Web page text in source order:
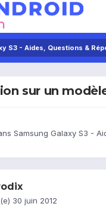
S3 - Aides, Questions &
sur un
Samsung Galaxy S3 -
30 juin 2012